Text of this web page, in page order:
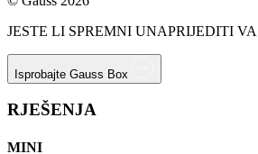
JESTE LI SPREMNI UNAPRIJEDITI
Isprobajte Gauss Box
RJEŠENJA
MINI